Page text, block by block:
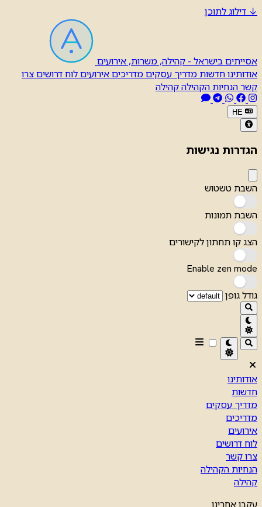
↓ דילוג לתוכן
אסייתים בישראל - קהילה, משרות, אירועים
אודותינוחדשות מדריך עסקיםמדריכיםאירועיםלוח דרושיםצרו
קשרהנחיות הקהילהקהילה
HE
הגדרות נגישות
השבת טשטוש
השבת תמונות
הצג קו תחתון לקישורים
Enable zen mode
גודל גופן
אודותינו
חדשות
מדריך עסקים
מדריכים
אירועים
לוח דרושים
צרו קשר
הנחיות הקהילה
קהילה
עקבו אחרינו